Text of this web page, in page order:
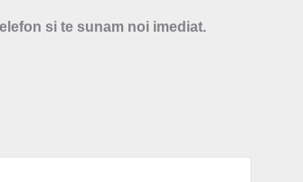
si te sunam noi imediat.